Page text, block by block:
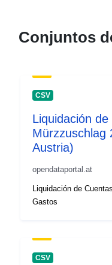
Conjuntos
CSV
Liquidación
Mürzzuschlag
Austria)
opendataportal.at
Liquidación de
Gastos
CSV